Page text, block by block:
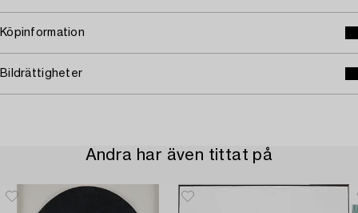
Köpinformation
Bildrättigheter
Andra har även tittat på